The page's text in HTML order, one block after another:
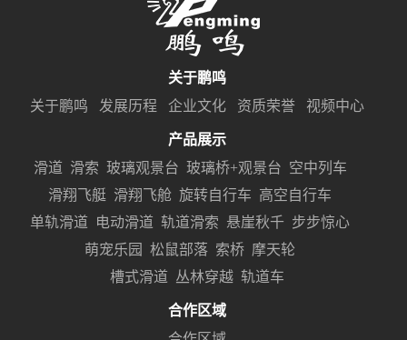
关于鹏鸣
关于鹏鸣
发展历程 企业文化 资质荣誉 视频中心
产品展示
滑道 滑索 玻璃观景台 玻璃桥+观景台 空中列车
滑翔飞艇 滑翔飞舱 旋转自行车 高空自行车
单轨滑道
电动滑道 轨道滑索 悬崖秋千 步步惊心
萌宠乐园
松鼠部落 索桥 摩天轮
槽式滑道 丛林穿越 轨道车
合作区域